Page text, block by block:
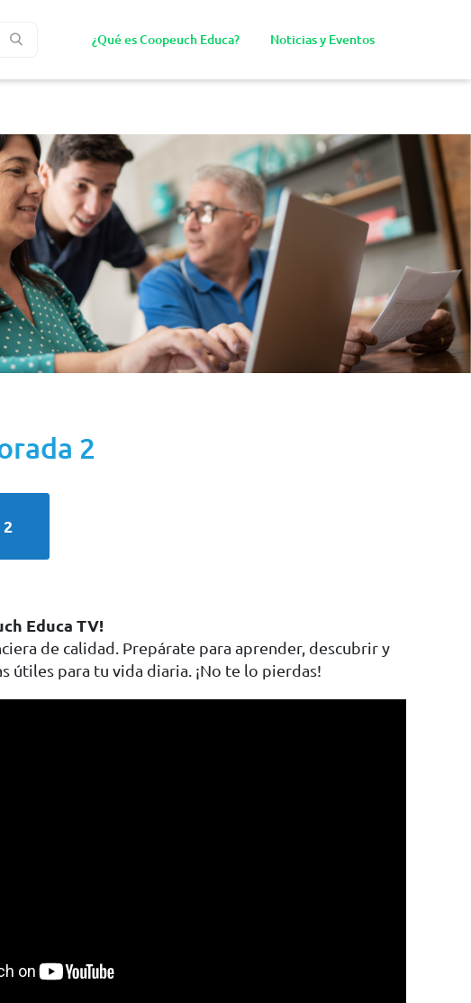
¿Qué es Coopeuch Educa? Noticias y Eventos
2
Educa TV!
de calidad. Prepárate para aprender, descubrir y
útiles para tu vida diaria. ¡No te lo pierdas!